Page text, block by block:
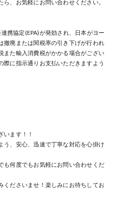
、お気軽にお問い合わせください。
携協定(EPA)が発効され、日本がヨー
撤廃または関税率の引き下げが行われ
また輸入消費税がかかる場合がござい
際に指示通りお支払いただきますよう
います！！
う、安心、迅速で丁寧な対応を心掛け
も何度でもお気軽にお問い合わせくだ
くださいませ！楽しみにお待ちしてお